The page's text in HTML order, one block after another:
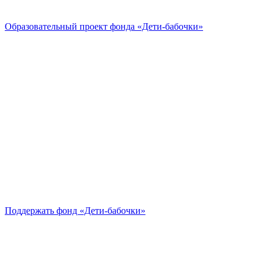
Образовательный проект фонда «Дети-бабочки»
Поддержать фонд «Дети-бабочки»